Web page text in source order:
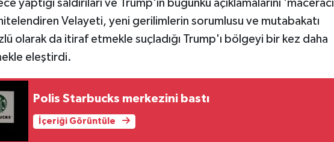
yaptığı saldırıları ve Trump'ın bugünkü açıklamalarını 'maceracı
Velayeti, yeni gerilimlerin sorumlusu ve mutabakatı
olarak da itiraf etmekle suçladığı Trump'ı bölgeyi bir kez daha
eleştirdi.
Polis Starbucks merkezini bastı
İçeriği Görüntüle